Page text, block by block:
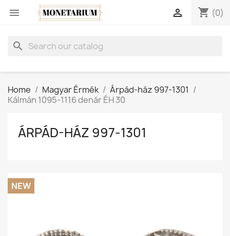
 shopping_cart (0)

search
Home Magyar Érmék
Árpád-ház 997-1301
Kálmán 1095-1116 denár ÉH 30
ÁRPÁD-HÁZ 997-1301
NEW